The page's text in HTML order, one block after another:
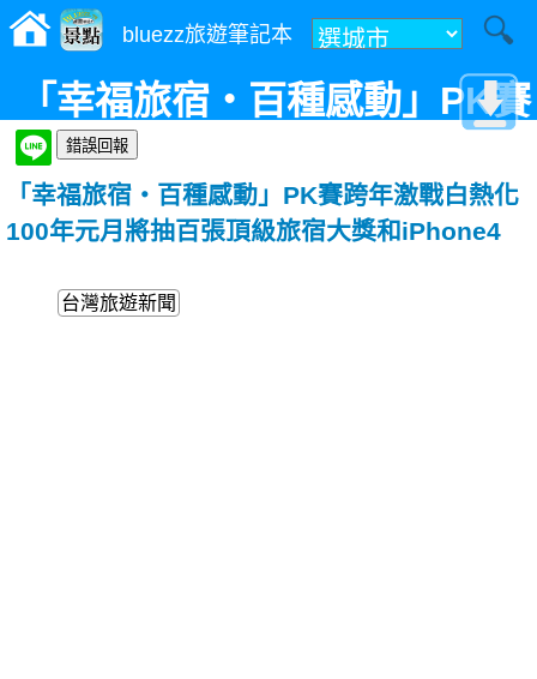
bluezz旅遊筆記本
「幸福旅宿‧百種感動」PK賽
跨年激戰白熱化 100年元月將
抽百張頂級旅宿大獎和
iPhone4
「幸福旅宿‧百種感動」PK賽跨年激戰白熱化
100年元月將抽百張頂級旅宿大獎和iPhone4
台灣旅遊新聞